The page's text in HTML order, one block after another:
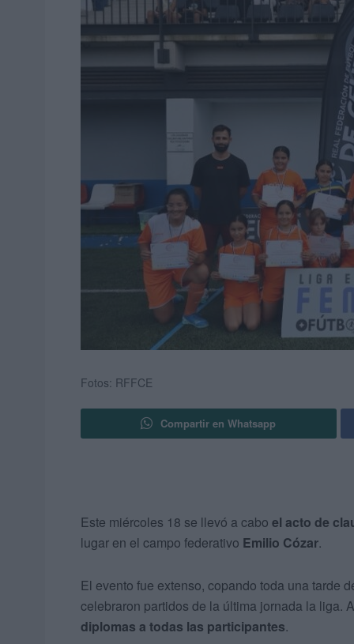
Fotos: RFFCE
Compartir en Whatsapp
Este miércoles 18 se llevó a cabo el acto de
lugar en el campo federativo Emilio Cózar.
El evento fue extenso, copando toda una tarde
celebraron partidos de la última jornada la liga.
diplomas a todas las participantes.